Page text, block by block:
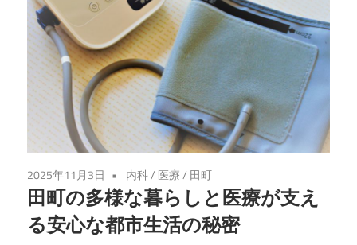
2025年11月3日 内科/ 医療/ 田町
田町の多様な暮らしと医療が支え
る安心な都市生活の秘密